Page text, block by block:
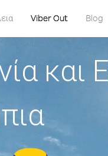
Viber Out Blog
και